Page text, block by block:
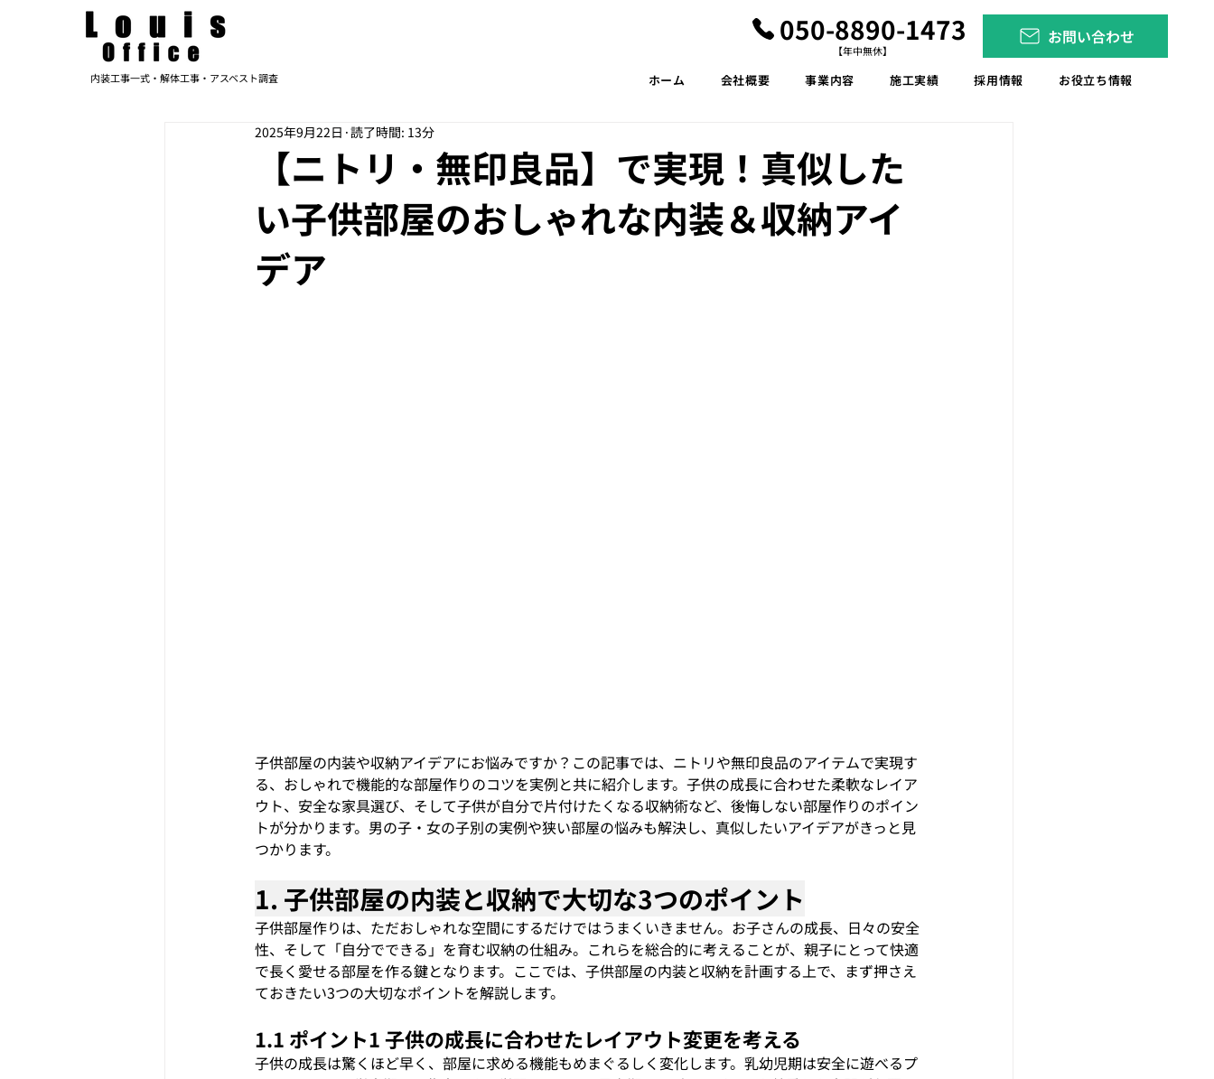
内装工事一式・解体工事・アスベスト調査
050-8890-1473
【年中無休】
お問い合わせ
ホーム 会社概要 事業内容 施工実績 採用情報 お役立ち情報
【ニトリ・無印良品】で実現！真似した
い子供部屋のおしゃれな内装＆収納アイ
デア
2025年9月22日 読了時間: 13分
子供部屋の内装や収納アイデアにお悩みですか？この記事では、ニトリや無印良品のアイテムで実現す
る、おしゃれで機能的な部屋作りのコツを実例と共に紹介します。子供の成長に合わせた柔軟なレイア
ウト、安全な家具選び、そして子供が自分で片付けたくなる収納術など、後悔しない部屋作りのポイン
トが分かります。男の子・女の子別の実例や狭い部屋の悩みも解決し、真似したいアイデアがきっと見
つかります。
1. 子供部屋の内装と収納で大切な3つのポイント
子供部屋作りは、ただおしゃれな空間にするだけではうまくいきません。お子さんの成長、日々の安全
性、そして「自分でできる」を育む収納の仕組み。これらを総合的に考えることが、親子にとって快適
で長く愛せる部屋を作る鍵となります。ここでは、子供部屋の内装と収納を計画する上で、まず押さえ
ておきたい3つの大切なポイントを解説します。
1.1 ポイント1 子供の成長に合わせたレイアウト変更を考える
子供の成長は驚くほど早く、部屋に求める機能もめまぐるしく変化します。乳幼児期は安全に遊べるプ